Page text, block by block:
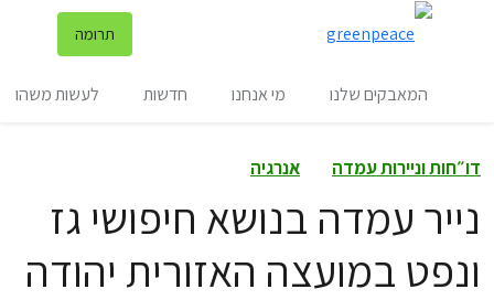
תרומה
המאבקים שלנו מי אנחנו חדשות לעשות משהו
דו״חות וניירות עמדה אנרגיה
נייר עמדה בנושא חיפושי גז
ונפט במועצה האזורית יהודה